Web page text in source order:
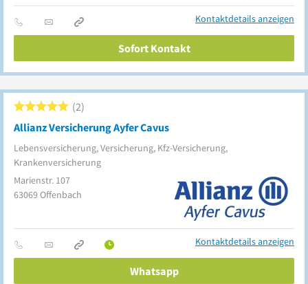
Kontaktdetails anzeigen
Sofort Kontakt
Allianz Versicherung Ayfer Cavus
Lebensversicherung, Versicherung, Kfz-Versicherung,
Krankenversicherung
2
Marienstr. 107
63069Offenbach
Kontaktdetails anzeigen
Whatsapp